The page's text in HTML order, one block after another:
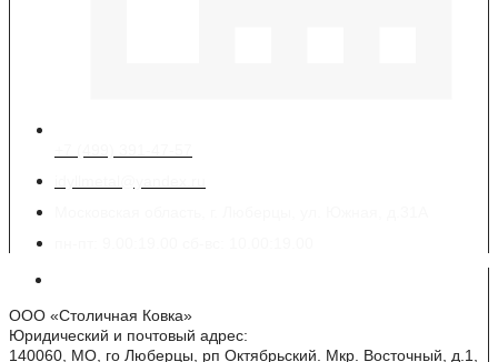
ООО «Столичная Ковка»
Юридический и почтовый адрес:
140060, МО, го Люберцы, рп Октябрьский. Мкр. Восточный, д.1,